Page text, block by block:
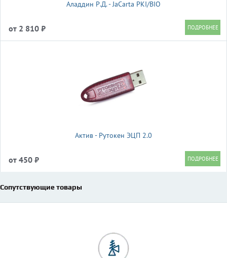
Аладдин Р.Д. - JaCarta PKI/BIO
от 2 810 ₽
Актив - Рутокен ЭЦП 2.0
от 450 ₽
Сопутствующие товары